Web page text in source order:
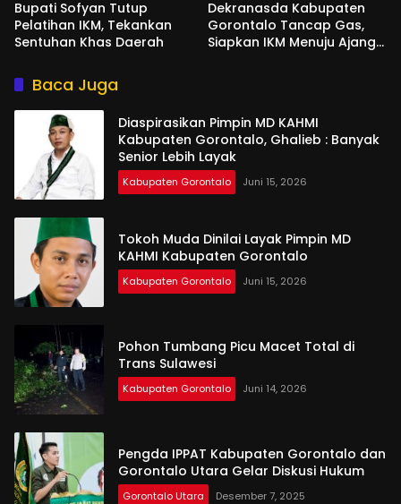
Bupati Sofyan Tutup
Pelatihan IKM, Tekankan
Sentuhan Khas Daerah
Dekranasda Kabupaten
Gorontalo Tancap Gas,
Siapkan IKM Menuju Ajang
Baca Juga
Diaspirasikan Pimpin MD KAHMI
Kabupaten Gorontalo, Ghalieb : Banyak
Senior Lebih Layak
Kabupaten Gorontalo Juni 15, 2026
Tokoh Muda Dinilai Layak Pimpin MD
KAHMI Kabupaten Gorontalo
Kabupaten Gorontalo Juni 15, 2026
Pohon Tumbang Picu Macet Total di
Trans Sulawesi
Kabupaten Gorontalo Juni 14, 2026
Pengda IPPAT Kabupaten Gorontalo dan
Gorontalo Utara Gelar Diskusi Hukum
Gorontalo Utara Desember 7, 2025